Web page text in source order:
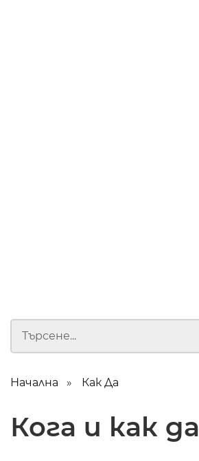
Начална Как Да
Кога и как да